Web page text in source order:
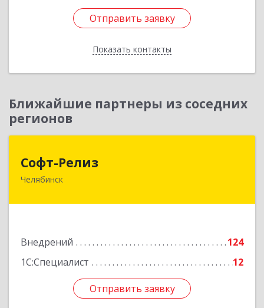
Отправить заявку
Показать контакты
Отправить заявку
Назад
Ближайшие партнеры из соседних
регионов
Софт-Релиз
Челябинск
Внедрений
124
1С:Специалист
12
Отправить заявку
Отправить заявку